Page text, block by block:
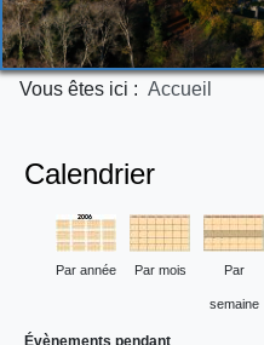
Vous êtes ici : Accueil
Calendrier
Par année Par mois Par
semaine